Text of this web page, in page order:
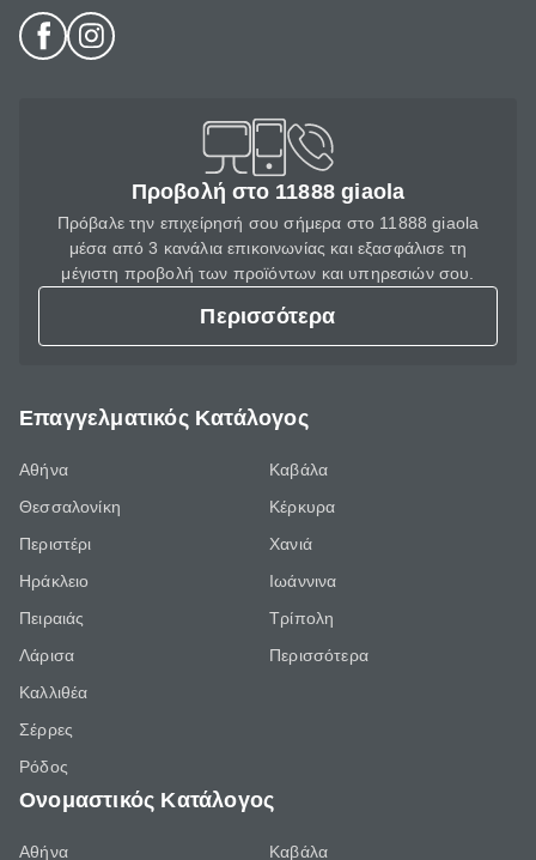
Προβολή στο 11888 giaola
Πρόβαλε την επιχείρησή σου σήμερα στο 11888 giaola
μέσα από 3 κανάλια επικοινωνίας και εξασφάλισε τη
μέγιστη προβολή των προϊόντων και υπηρεσιών σου.
Περισσότερα
Επαγγελματικός Κατάλογος
Αθήνα
Θεσσαλονίκη
Περιστέρι
Ηράκλειο
Πειραιάς
Λάρισα
Καλλιθέα
Σέρρες
Ρόδος
Καβάλα
Κέρκυρα
Χανιά
Ιωάννινα
Τρίπολη
Περισσότερα
Ονομαστικός Κατάλογος
Αθήνα Καβάλα